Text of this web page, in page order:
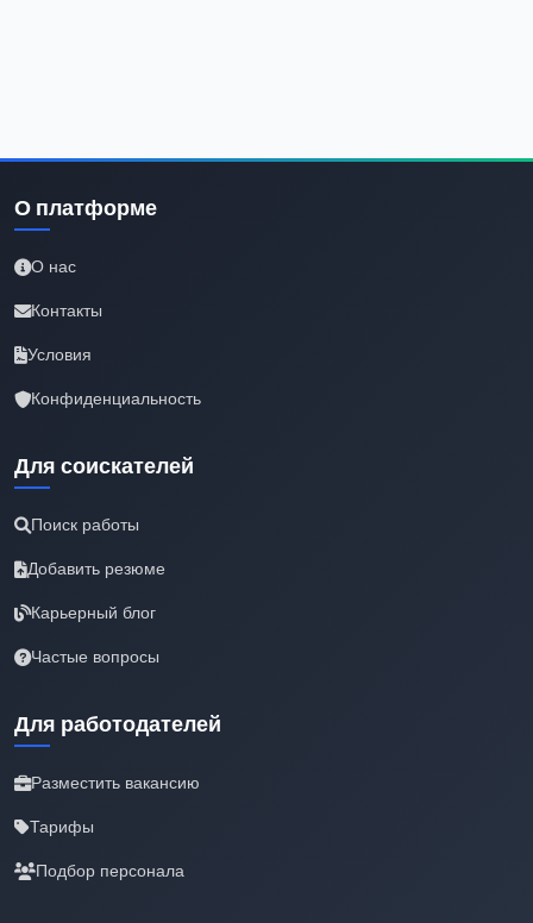
О платформе
О нас
Контакты
Условия
Конфиденциальность
Для соискателей
Поиск работы
Добавить резюме
Карьерный блог
Частые вопросы
Для работодателей
Разместить вакансию
Тарифы
Подбор персонала